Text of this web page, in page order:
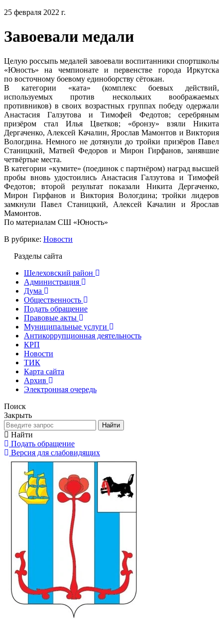
25 февраля 2022 г.
Завоевали медали
Целую россыпь медалей завоевали воспитанники спортшколы
«Юность» на чемпионате и первенстве города Иркутска
по восточному боевому единоборству сётокан.
В категории «ката» (комплекс боевых действий,
используемых против нескольких воображаемых
противников) в своих возрастных группах победу одержали
Анастасия Галзутова и Тимофей Федотов; серебряным
призёром стал Илья Цветков; «бронзу» взяли Никита
Дергаченко, Алексей Качалин, Ярослав Мамонтов и Виктория
Вологдина. Немного не дотянули до тройки призёров Павел
Станицкий, Матвей Федоров и Мирон Гирфанов, занявшие
четвёртые места.
В категории «кумите» (поединок с партнёром) наград высшей
пробы вновь удостоились Анастасия Галзутова и Тимофей
Федотов; второй результат показали Никита Дергаченко,
Мирон Гирфанов и Виктория Вологдина; тройки лидеров
замкнули Павел Станицкий, Алексей Качалин и Ярослав
Мамонтов.
По материалам СШ «Юность»
В рубрике: Новости
Разделы сайта
Шелеховский район
Администрация
Дума
Общественность
Подать обращение
Правовые акты
Муниципальные услуги
Антикоррупционная деятельность
КРП
Новости
ТИК
Карта сайта
Архив
Электронная очередь
Поиск
Закрыть
Найти
Найти
Подать обращение
Версия для слабовидящих